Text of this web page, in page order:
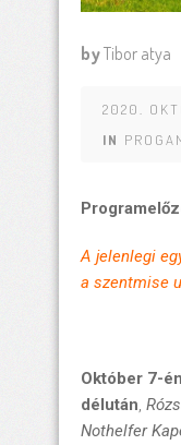
byTibor atya
2020.
IN
A jelenlegi
a szentmise
Október 7-
délután,
Nothelfer